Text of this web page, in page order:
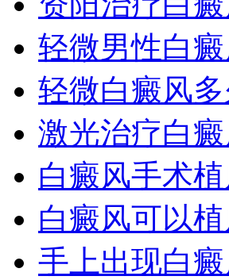
轻微男性白
轻微白癜风
激光治疗白
白癜风手术
白癜风可以
手上出现白